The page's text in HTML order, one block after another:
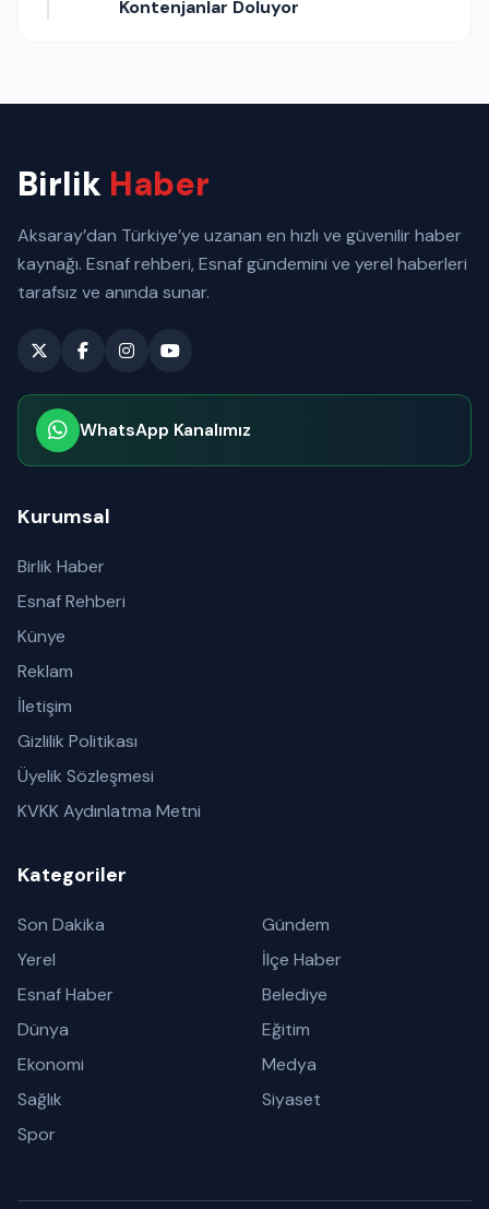
Kontenjanlar Doluyor
Birlik Haber
Aksaray’dan Türkiye’ye uzanan en hızlı ve güvenilir haber
kaynağı. Esnaf rehberi, Esnaf gündemini ve yerel haberleri
tarafsız ve anında sunar.
WhatsApp Kanalımız
Kurumsal
Birlik Haber
Esnaf Rehberi
Künye
Reklam
İletişim
Gizlilik Politikası
Üyelik Sözleşmesi
KVKK Aydınlatma Metni
Kategoriler
Son Dakika
Gündem
Yerel
İlçe Haber
Esnaf Haber
Belediye
Dünya
Eğitim
Ekonomi
Medya
Sağlık
Siyaset
Spor